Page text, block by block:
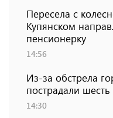
Пересела с
Купянском
пенсионерку
14:56
Из-за обстрела
пострадали
14:30